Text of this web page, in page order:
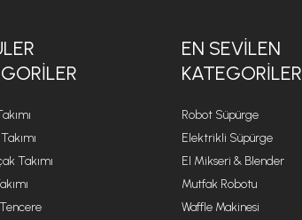
Takımı
EN SEVILEN
KATEGORILER
Robot Süpürge
Elektrikli Süpürge
El Mikseri & Blender
Mutfak Robotu
Waffle Makinesi